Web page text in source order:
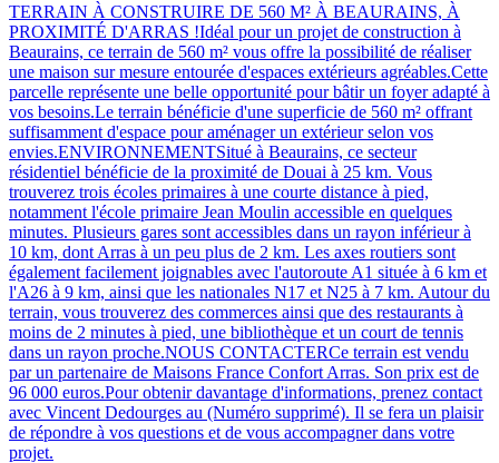
TERRAIN À CONSTRUIRE DE 560 M² À BEAURAINS, À
PROXIMITÉ D'ARRAS !Idéal pour un projet de construction à
Beaurains, ce terrain de 560 m² vous offre la possibilité de réaliser
une maison sur mesure entourée d'espaces extérieurs agréables.Cette
parcelle représente une belle opportunité pour bâtir un foyer adapté à
vos besoins.Le terrain bénéficie d'une superficie de 560 m² offrant
suffisamment d'espace pour aménager un extérieur selon vos
envies.ENVIRONNEMENTSitué à Beaurains, ce secteur
résidentiel bénéficie de la proximité de Douai à 25 km. Vous
trouverez trois écoles primaires à une courte distance à pied,
notamment l'école primaire Jean Moulin accessible en quelques
minutes. Plusieurs gares sont accessibles dans un rayon inférieur à
10 km, dont Arras à un peu plus de 2 km. Les axes routiers sont
également facilement joignables avec l'autoroute A1 située à 6 km et
l'A26 à 9 km, ainsi que les nationales N17 et N25 à 7 km. Autour du
terrain, vous trouverez des commerces ainsi que des restaurants à
moins de 2 minutes à pied, une bibliothèque et un court de tennis
dans un rayon proche.NOUS CONTACTERCe terrain est vendu
par un partenaire de Maisons France Confort Arras. Son prix est de
96 000 euros.Pour obtenir davantage d'informations, prenez contact
avec Vincent Dedourges au (Numéro supprimé). Il se fera un plaisir
de répondre à vos questions et de vous accompagner dans votre
projet.